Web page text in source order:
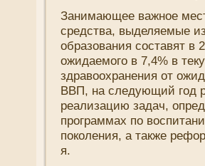
Зани­мающее важное
средства, выделяемые
образовани­я составят в
ожидаемого в 7,4% в
здравоохранени­я от
ВВП, на следующий год
реализацию задач,
программах по
поколени­я, а также
я.